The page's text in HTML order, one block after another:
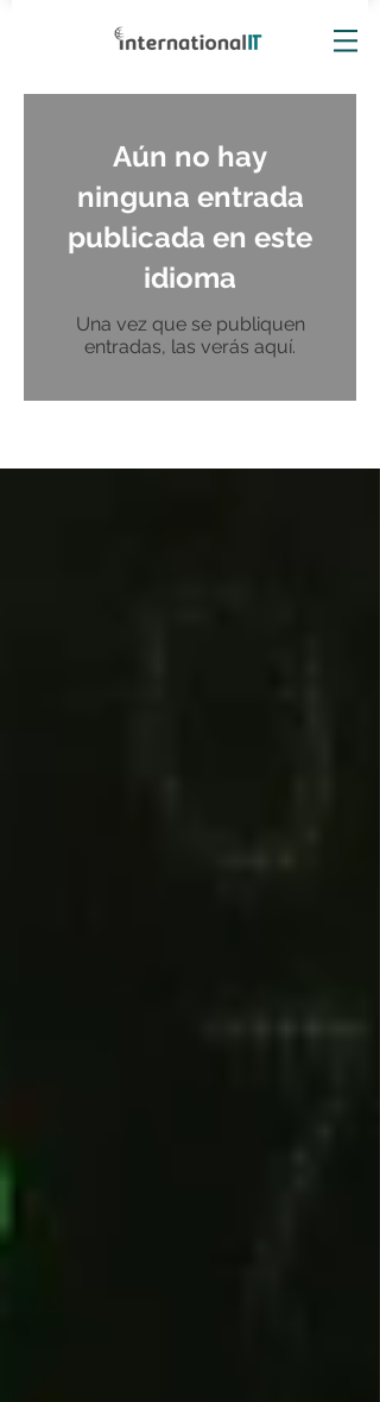
Aún no hay
ninguna entrada
publicada en este
idioma
Una vez que se publiquen
entradas, las verás aquí.